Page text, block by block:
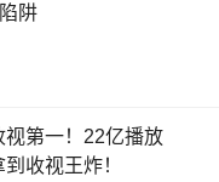
阱
第一！22亿播放
收视王炸！